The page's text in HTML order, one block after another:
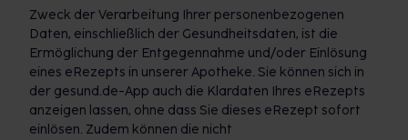
Zweck der Verarbeitung Ihrer personenbezogenen
Daten, einschließlich der Gesundheitsdaten, ist die
Ermöglichung der Entgegennahme und/oder Einlösung
eines eRezepts in unserer Apotheke. Sie können sich in
der gesund.de-App auch die Klardaten Ihres eRezepts
anzeigen lassen, ohne dass Sie dieses eRezept sofort
einlösen. Zudem können die nicht